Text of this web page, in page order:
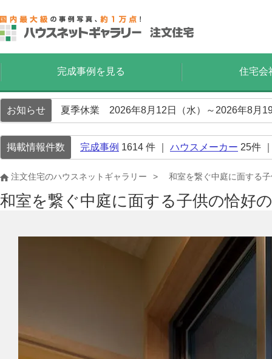
完成事例を見る 住宅会
お知らせ 夏季休業 2026年8月12日（水）～2026年8月
掲載情報件数 完成事例 1614 件 ｜ ハウスメーカー 25件
注文住宅のハウスネットギャラリー 和室を繋ぐ中庭に面する
和室を繋ぐ中庭に面する子供の恰好